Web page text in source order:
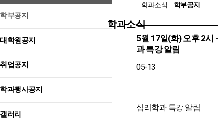
학과소식
학부공지
대학원공지
취업공지
학과행사공지
갤러리
학과소식 학부공지
5월 17일(화) 오후 2시
과 특강 알림
05-13
심리학과 특강 알림